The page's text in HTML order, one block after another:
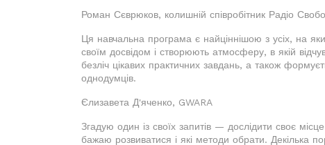
Роман Сєврюков, колишній співробітник Радіо
Ця навчальна програма є найціннішою з усіх, на
своїм досвідом і створюють атмосферу, в якій
безліч цікавих практичних завдань, а також
однодумців.
Єлизавета Д'яченко, GWARA
Згадую один із своїх запитів — дослідити своє
бажаю розвиватися і які методи обрати. Декілька